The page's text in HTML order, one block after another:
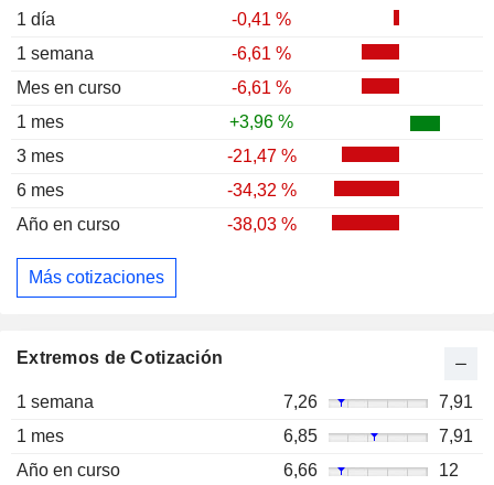
1 día
-0,41 %
1 semana
-6,61 %
Mes en curso
-6,61 %
1 mes
+3,96 %
3 mes
-21,47 %
6 mes
-34,32 %
Año en curso
-38,03 %
Más cotizaciones
Extremos de Cotización
1 semana 7,26
7,91
1 mes
6,85
7,91
Año en curso
6,66 12